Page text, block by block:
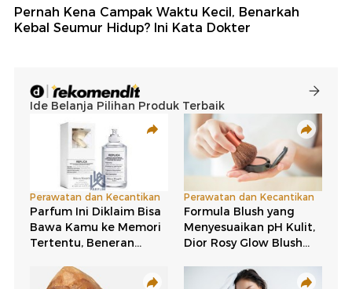
Pernah Kena Campak Waktu Kecil, Benarkah
Kebal Seumur Hidup? Ini Kata Dokter